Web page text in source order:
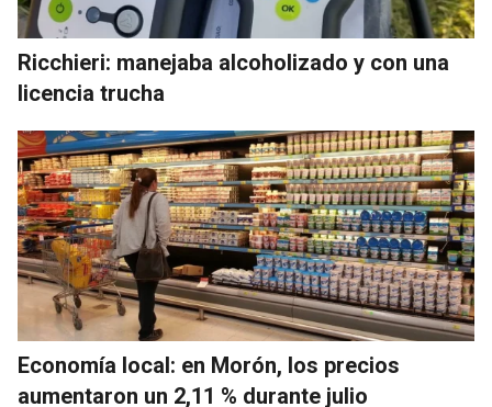
Ricchieri: manejaba alcoholizado y con una
licencia trucha
Economía local: en Morón, los precios
aumentaron un 2,11 % durante julio